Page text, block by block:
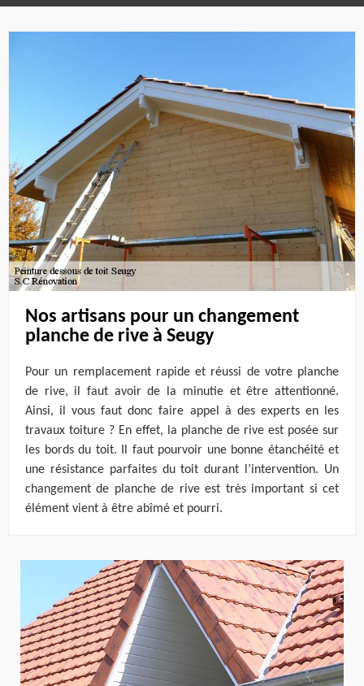
Nos artisans pour un changement
planche de rive à Seugy
Pour un remplacement rapide et réussi de votre planche
de rive, il faut avoir de la minutie et être attentionné.
Ainsi, il vous faut donc faire appel à des experts en les
travaux toiture ? En effet, la planche de rive est posée sur
les bords du toit. Il faut pourvoir une bonne étanchéité et
une résistance parfaites du toit durant l’intervention. Un
changement de planche de rive est très important si cet
élément vient à être abîmé et pourri.